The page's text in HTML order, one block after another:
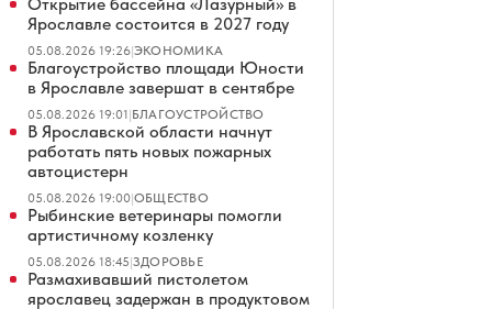
Ярославле состоится в 2027 году
05.08.2026 19:26|ЭКОНОМИКА
Благоустройство площади Юности
в Ярославле завершат в сентябре
05.08.2026 19:01|БЛАГОУСТРОЙСТВО
В Ярославской области начнут
работать пять новых пожарных
автоцистерн
05.08.2026 19:00|ОБЩЕСТВО
Рыбинские ветеринары помогли
артистичному козленку
05.08.2026 18:45|ЗДОРОВЬЕ
Размахивавший пистолетом
ярославец задержан в продуктовом